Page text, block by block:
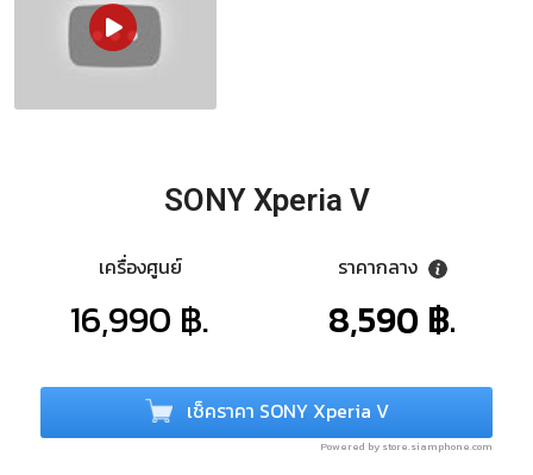
SONY Xperia V
เครื่องศูนย์
16,990 ฿.
ราคากลาง
8,590 ฿.
เช็คราคา SONY Xperia V
Powered by store.siamphone.com